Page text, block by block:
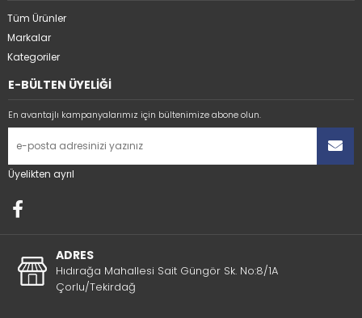
Tüm Ürünler
Markalar
Kategoriler
E-BÜLTEN ÜYELİĞİ
En avantajlı kampanyalarımız için bültenimize abone olun.
Üyelikten ayrıl
ADRES
Hıdırağa Mahallesi Sait Güngör Sk. No:8/1A
Çorlu/Tekirdağ